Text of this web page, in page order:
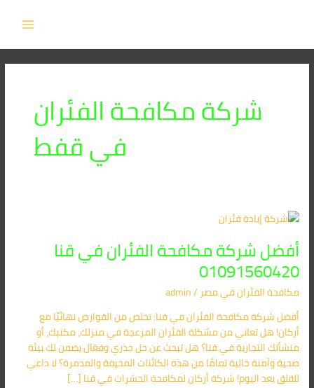
شركة مكافحة الفئران
في قفط
أفضل شركة مكافحة الفئران في قنا
01091560420
مكافحة الفئران​ في مصر/
admin
أفضل شركة مكافحة الفئران في قنا: تخلص من القوارض نهائيًا مع
أركان! هل تعاني من مشكلة الفئران المزعجة في منزلك، مكتبك، أو
منشأتك التجارية في قنا؟ هل تبحث عن حل جذري وفعّال يضمن لك بيئة
صحية وآمنة خالية تمامًا من هذه الكائنات المخيفة والمدمرة؟ لا داعي
للقلق بعد اليوم! شركة أركان لمكافحة الحشرات في قنا […]
أفضل
مكافحة
الفئران
في
قنا
01091560420